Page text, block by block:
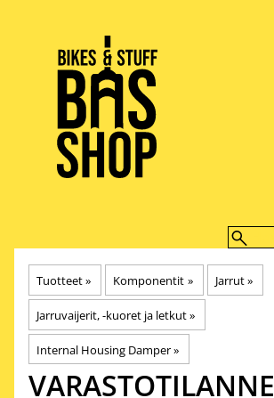
BIKES & STUFF
Tuotteet‪» Komponentit ‪» Jarrut‪»
Jarruvaijerit, -kuoret ja letkut‪»
Internal Housing Damper‪»
VARASTOTILANNE